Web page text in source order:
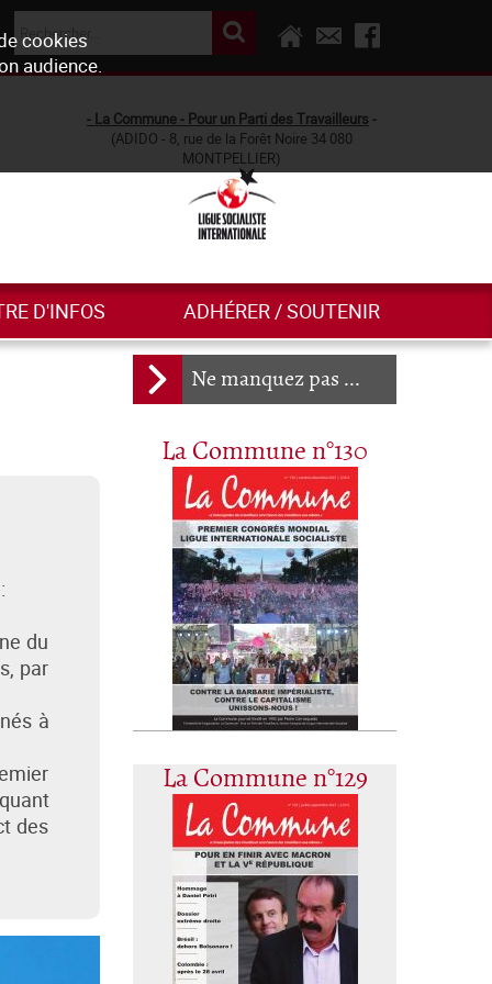
cookies
audience.
- La Commune - Pour un Parti des Travailleurs -
(ADIDO - 8, rue de la Forêt Noire 34 080
MONTPELLIER)
D'INFOS ADHÉRER / SOUTENIR
Ne manquez pas ...
La Commune n°130
La Commune n°129
du
par
à
des